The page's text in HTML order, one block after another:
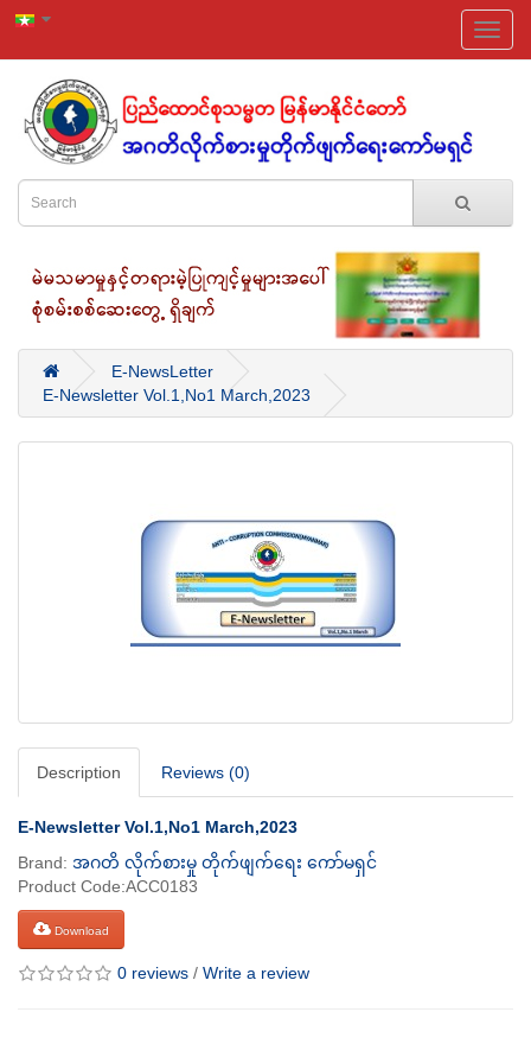
E-NewsLetter
E-Newsletter Vol.1,No1 March,2023
Description Reviews (0)
E-Newsletter Vol.1,No1 March,2023
Brand: အဂတိ လိုက်စားမှု တိုက်ဖျက်ရေး ကော်မရှင်
Product Code:ACC0183
Download
0 reviews / Write a review